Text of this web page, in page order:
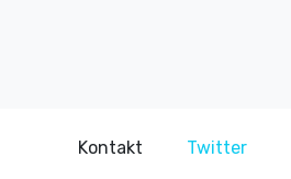
Kontakt Twitter